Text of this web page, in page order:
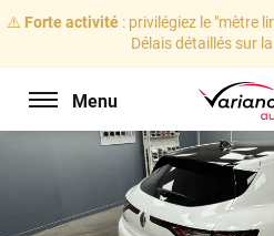
⚠️ Forte activité: privilégiez le "mètre
Délais détaillés sur
Menu